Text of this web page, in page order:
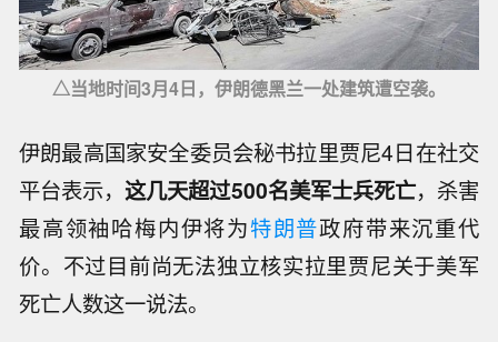
△当地时间3月4日，伊朗德黑兰一处建筑遭空袭。
伊朗最高国家安全委员会秘书拉里贾尼4日在社交
平台表示， 这几天超过500名美军士兵死亡，杀害
最高领袖哈梅内伊将为特朗普政府带来沉重代
价。不过目前尚无法独立核实拉里贾尼关于美军
死亡人数这一说法。